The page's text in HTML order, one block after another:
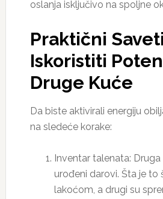
oslanja isključivo na spoljne
Praktični
Iskoristiti
Druge Kuće
Da biste aktivirali energiju
na sledeće korake:
Inventar talenata:
urođeni darovi. Šta je to
lakoćom, a drugi su